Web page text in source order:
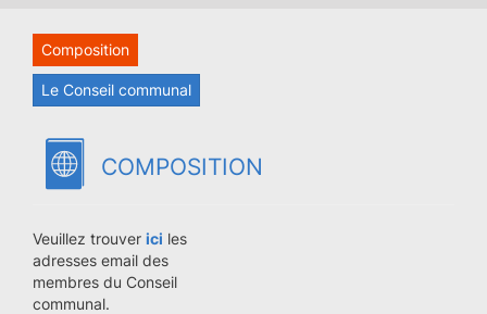
Composition
Le Conseil communal
COMPOSITION
Veuillez trouver ici les
adresses email des
membres du Conseil
communal.